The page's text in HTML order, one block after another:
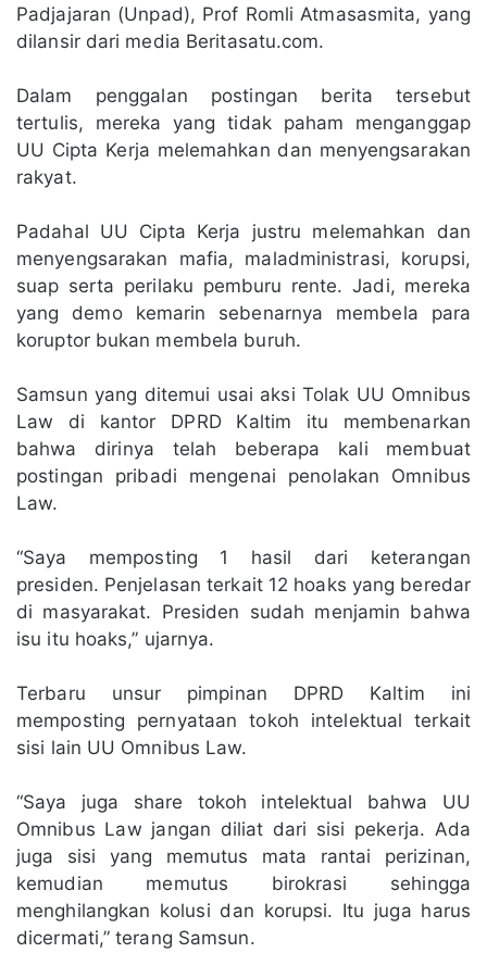
Padjajaran (Unpad), Prof Romli Atmasasmita, yang
dilansir dari media Beritasatu.com.
Dalam penggalan postingan berita tersebut
tertulis, mereka yang tidak paham menganggap
UU Cipta Kerja melemahkan dan menyengsarakan
rakyat.
Padahal UU Cipta Kerja justru melemahkan dan
menyengsarakan mafia, maladministrasi, korupsi,
suap serta perilaku pemburu rente. Jadi, mereka
yang demo kemarin sebenarnya membela para
koruptor bukan membela buruh.
Samsun yang ditemui usai aksi Tolak UU Omnibus
Law di kantor DPRD Kaltim itu membenarkan
bahwa dirinya telah beberapa kali membuat
postingan pribadi mengenai penolakan Omnibus
Law.
“Saya memposting 1 hasil dari keterangan
presiden. Penjelasan terkait 12 hoaks yang beredar
di masyarakat. Presiden sudah menjamin bahwa
isu itu hoaks,” ujarnya.
Terbaru unsur pimpinan DPRD Kaltim ini
memposting pernyataan tokoh intelektual terkait
sisi lain UU Omnibus Law.
“Saya juga share tokoh intelektual bahwa UU
Omnibus Law jangan diliat dari sisi pekerja. Ada
juga sisi yang memutus mata rantai perizinan,
kemudian memutus birokrasi sehingga
menghilangkan kolusi dan korupsi. Itu juga harus
dicermati,” terang Samsun.